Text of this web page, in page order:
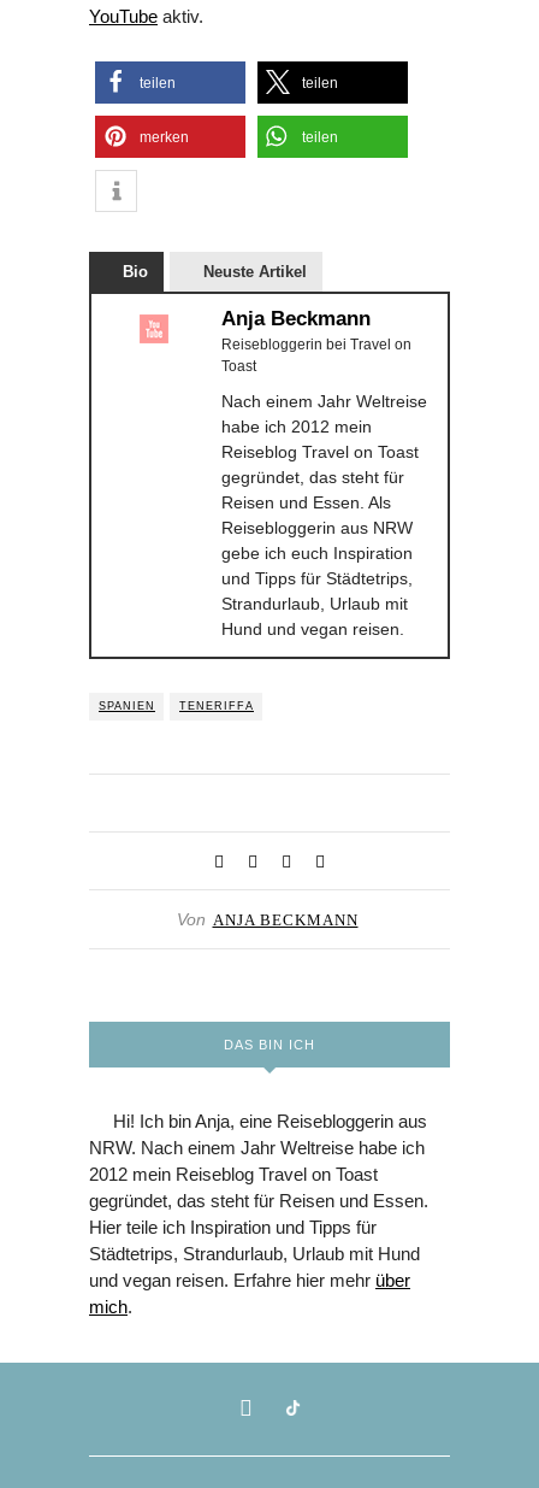
YouTube aktiv.
teilen teilen
merken teilen
Bio Neuste Artikel
Anja Beckmann
Reisebloggerin bei Travel on
Toast
Nach einem Jahr Weltreise
habe ich 2012 mein
Reiseblog Travel on Toast
gegründet, das steht für
Reisen und Essen. Als
Reisebloggerin aus NRW
gebe ich euch Inspiration
und Tipps für Städtetrips,
Strandurlaub, Urlaub mit
Hund und vegan reisen.
SPANIEN TENERIFFA
Von ANJA BECKMANN
DAS BIN ICH
Hi! Ich bin Anja, eine Reisebloggerin aus
NRW. Nach einem Jahr Weltreise habe ich
2012 mein Reiseblog Travel on Toast
gegründet, das steht für Reisen und Essen.
Hier teile ich Inspiration und Tipps für
Städtetrips, Strandurlaub, Urlaub mit Hund
und vegan reisen. Erfahre hier mehr über
mich.